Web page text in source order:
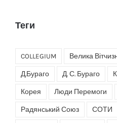
Теги
COLLEGIUM Велика
Д.Бураго Д. С. Бураго
Корея Люди Перемоги
Радянський Союз СОТИ